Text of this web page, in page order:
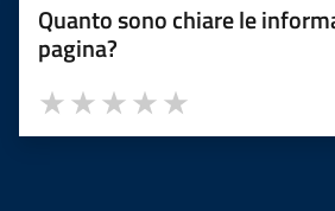
Quanto sono chiare le
pagina?
Valuta 5 stelle su 5
Valuta 4 stelle su 5
Valuta 3 stelle su 5
Valuta 2 stelle su 5
Valuta 1 stelle su 5